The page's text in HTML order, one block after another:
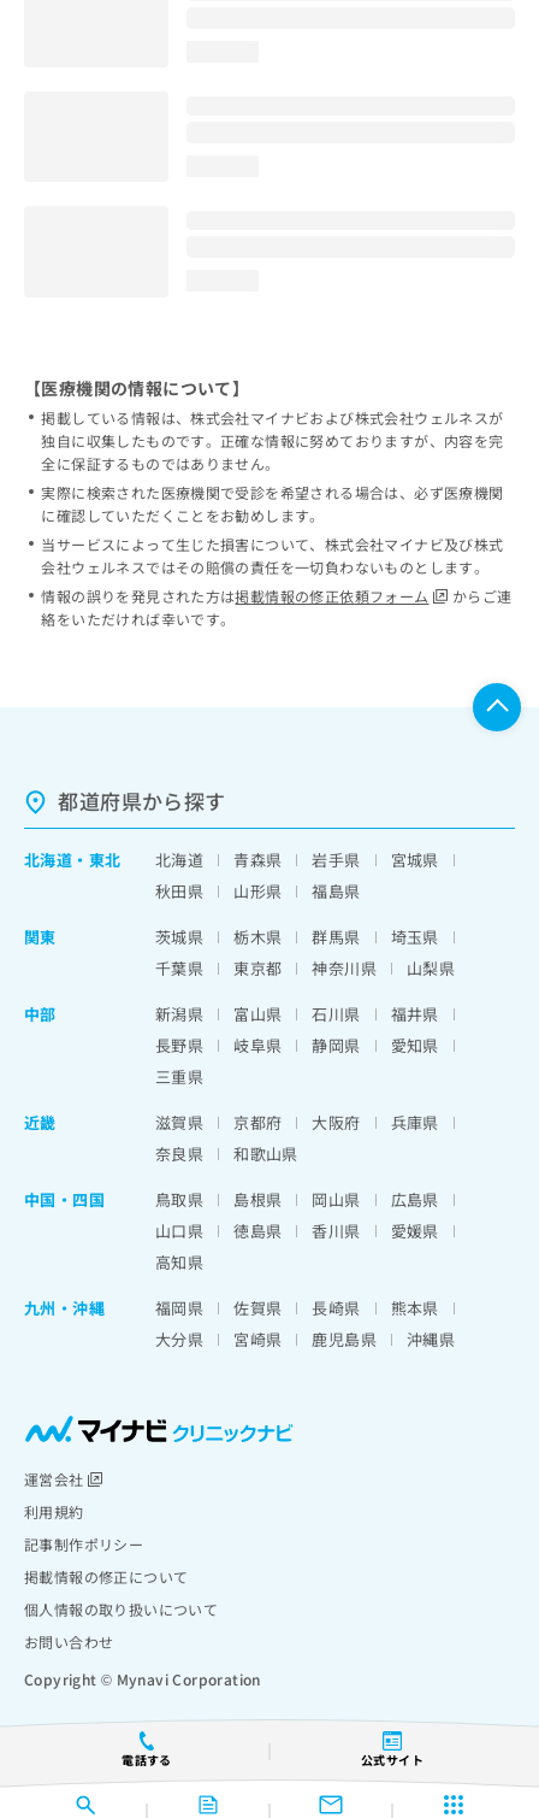
電話する 公式サイト
【医療機関の情報について】
掲載している情報は、株式会社マイナビおよび株式会社ウェルネスが
独自に収集したものです。正確な情報に努めておりますが、内容を完
全に保証するものではありません。
実際に検索された医療機関で受診を希望される場合は、必ず医療機関
に確認していただくことをお勧めします。
当サービスによって生じた損害について、株式会社マイナビ及び株式
会社ウェルネスではその賠償の責任を一切負わないものとします。
情報の誤りを発見された方は掲載情報の修正依頼フォーム
からご連
絡をいただければ幸いです。
都道府県から探す
北海道 ・ 東北 北海道 青森県 岩手県
宮城県
秋田県
山形県
福島県
関東
茨城県 栃木県 群馬県
埼玉県
千葉県
東京都 神奈川県
山梨県
中部
新潟県 富山県 石川県
福井県
長野県
岐阜県 静岡県
愛知県
三重県
近畿
滋賀県 京都府 大阪府
兵庫県
奈良県
和歌山県
中国・四国
鳥取県 島根県 岡山県
広島県
山口県
徳島県 香川県
愛媛県
高知県
九州・沖縄
福岡県 佐賀県 長崎県
熊本県
大分県
宮崎県 鹿児島県 沖縄県
運営会社
利用規約
記事制作ポリシー
掲載情報の修正について
個人情報の取り扱いについて
お問い合わせ
Copyright © Mynavi Corporation